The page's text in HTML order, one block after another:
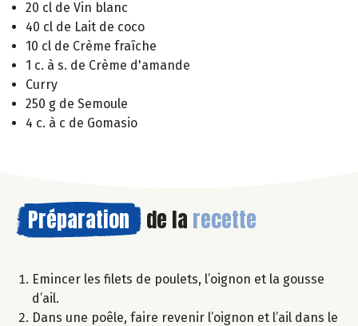
20 cl de Vin blanc
40 cl de Lait de coco
10 cl de Crème fraîche
1 c. à s. de Crème d'amande
Curry
250 g de Semoule
4 c. à c de Gomasio
Préparation de la recette
Emincer les filets de poulets, l’oignon et la gousse
d’ail.
Dans une poêle, faire revenir l’oignon et l’ail dans le